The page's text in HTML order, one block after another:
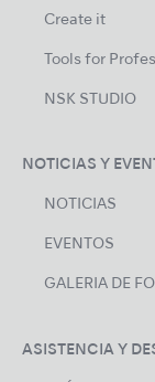
Create it
Tools for
NSK STUDIO
NOTICIAS Y
NOTICIAS
EVENTOS
GALERIA DE
ASISTENCIA Y